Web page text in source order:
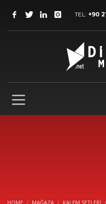
TEL: +90
HOME MAĞAZA KALEM SETLERI